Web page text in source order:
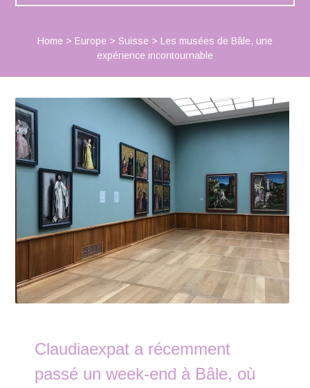
Home > Europe > Suisse > Les musées de Bâle, une
expérience incontournable
Claudiaexpat a récemment
passé un week-end à Bâle, où